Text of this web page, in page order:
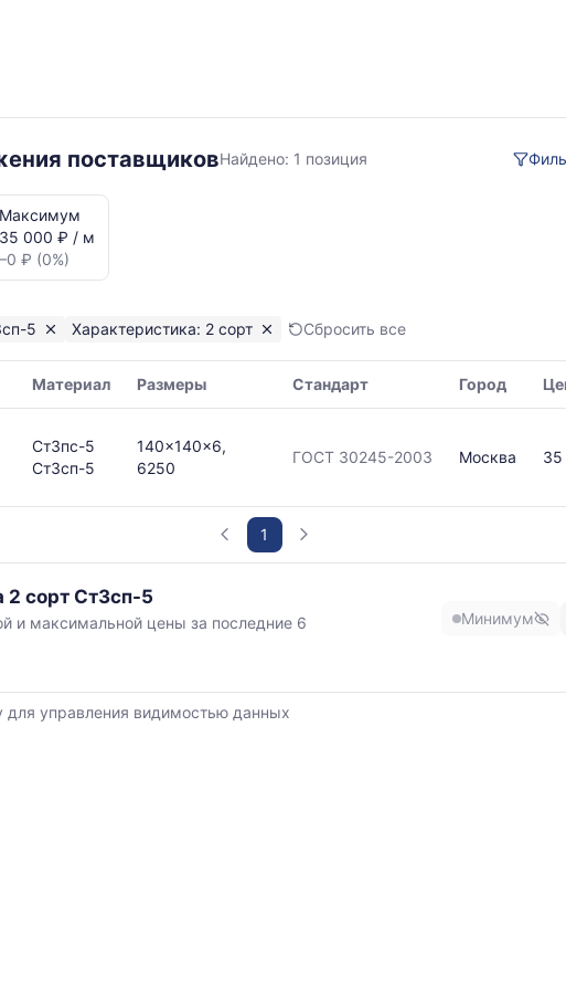
поставщиковСт3сп-5
Найдено: 1 позиция
Максимум
35 000 ₽ / м
–0 ₽ (0%)
5 Характеристика: 2 сорт Сбросить все
Материал Размеры Стандарт Город
Ст3пс-5
Ст3сп-5
140x140x6,
6250
ГОСТ 30245-2003 Москва
1
2 сорт Ст3сп-5
и максимальной цены за последние 6
Минимум
для управления видимостью данных